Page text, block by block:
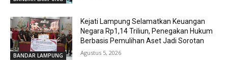
BANDAR LAMPUNG
Kejati Lampung Selamatkan Keuangan
Negara Rp1,14 Triliun, Penegakan Hukum
Berbasis Pemulihan Aset Jadi Sorotan
Agustus 5, 2026